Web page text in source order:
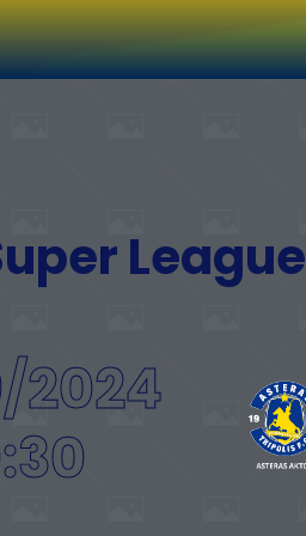
League
2024